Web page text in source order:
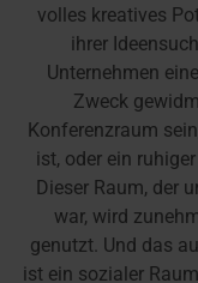
volles kreatives
ihrer
Unternehmen
Zweck
Konferenzraum
ist, oder ein
Dieser Raum, der
war, wird
genutzt. Und das
ist ein sozialer